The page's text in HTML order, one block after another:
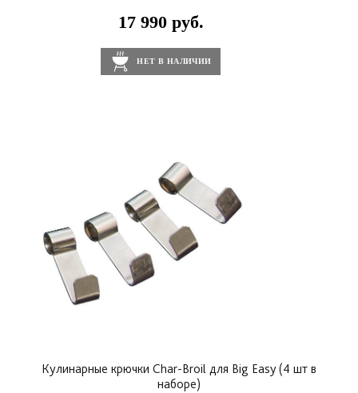
17 990 руб.
НЕТ В НАЛИЧИИ
Кулинарные крючки Char-Broil для Big Easy (4 шт в
наборе)